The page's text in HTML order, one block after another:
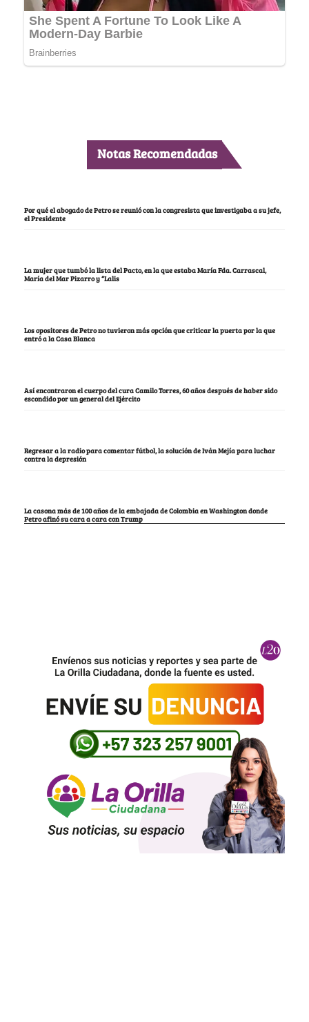
Notas Recomendadas
Por qué el abogado de Petro se reunió con la congresista que investigaba a su jefe,
el Presidente
La mujer que tumbó la lista del Pacto, en la que estaba María Fda. Carrascal,
María del Mar Pizarro y “Lalis
Los opositores de Petro no tuvieron más opción que criticar la puerta por la que
entró a la Casa Blanca
Así encontraron el cuerpo del cura Camilo Torres, 60 años después de haber sido
escondido por un general del Ejército
Regresar a la radio para comentar fútbol, la solución de Iván Mejía para luchar
contra la depresión
La casona más de 100 años de la embajada de Colombia en Washington donde
Petro afinó su cara a cara con Trump